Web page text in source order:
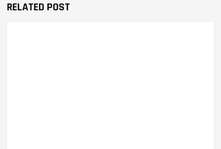
RELATED POST